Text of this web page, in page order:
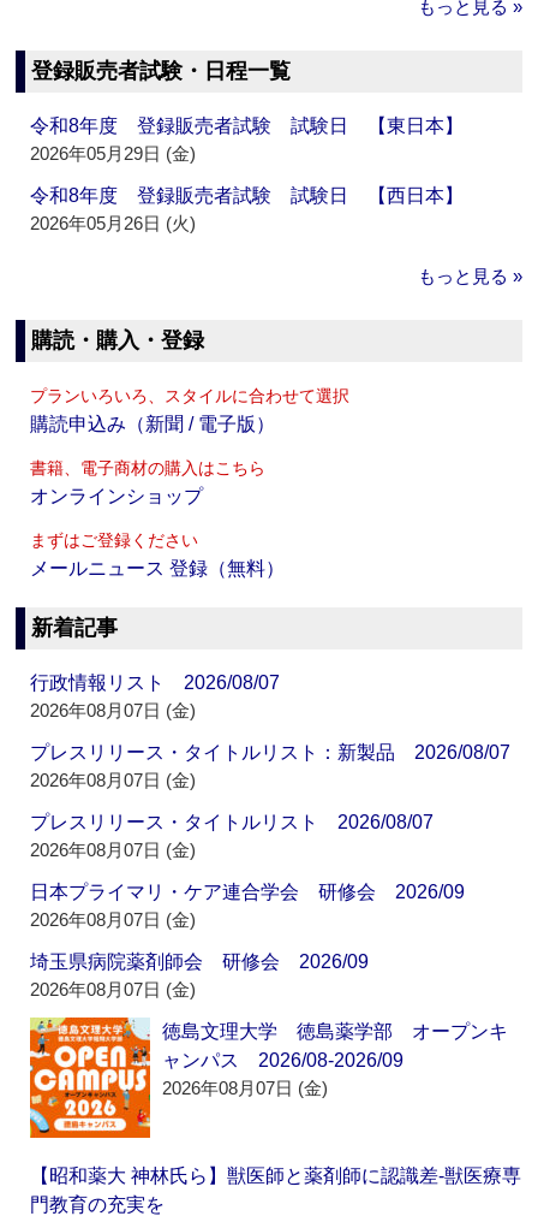
もっと見る »
登録販売者試験・日程一覧
令和8年度 登録販売者試験 試験日 【東日本】
2026年05月29日 (金)
令和8年度 登録販売者試験 試験日 【西日本】
2026年05月26日 (火)
もっと見る »
購読・購入・登録
プランいろいろ、スタイルに合わせて選択
購読申込み（新聞 / 電子版）
書籍、電子商材の購入はこちら
オンラインショップ
まずはご登録ください
メールニュース 登録（無料）
新着記事
行政情報リスト 2026/08/07
2026年08月07日 (金)
プレスリリース・タイトルリスト：新製品 2026/08/07
2026年08月07日 (金)
プレスリリース・タイトルリスト 2026/08/07
2026年08月07日 (金)
日本プライマリ・ケア連合学会 研修会 2026/09
2026年08月07日 (金)
埼玉県病院薬剤師会 研修会 2026/09
2026年08月07日 (金)
徳島文理大学 徳島薬学部 オープンキ
ャンパス 2026/08-2026/09
2026年08月07日 (金)
【昭和薬大 神林氏ら】獣医師と薬剤師に認識差‐獣医療専
門教育の充実を